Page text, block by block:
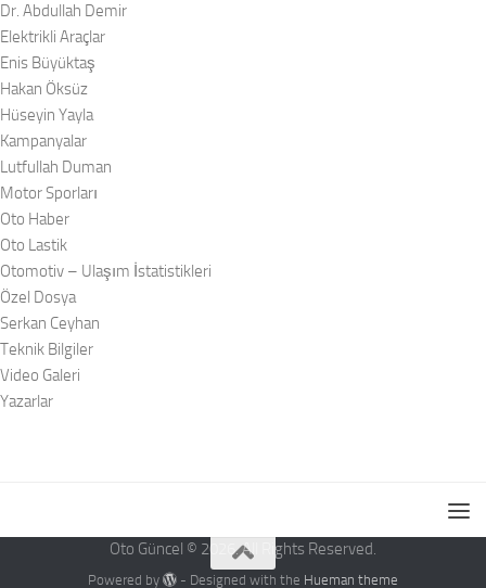
Dr. Abdullah Demir
Elektrikli Araçlar
Enis Büyüktaş
Hakan Öksüz
Hüseyin Yayla
Kampanyalar
Lutfullah Duman
Motor Sporları
Oto Haber
Oto Lastik
Otomotiv – Ulaşım İstatistikleri
Özel Dosya
Serkan Ceyhan
Teknik Bilgiler
Video Galeri
Yazarlar
Oto Güncel © 2026. All Rights Reserved.
Powered by - Designed with the Hueman theme